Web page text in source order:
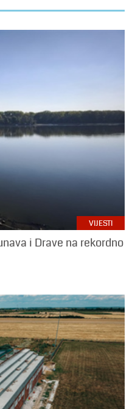
VIJESTI
i Drave na rekordno